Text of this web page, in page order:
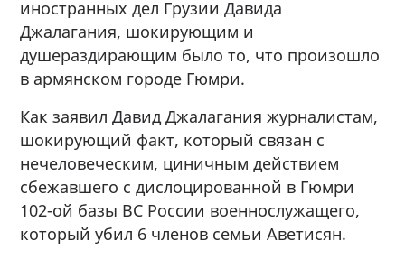
иностранных дел Грузии Давида
Джалагания, шокирующим и
душераздирающим было то, что произошло
в армянском городе Гюмри.
Как заявил Давид Джалагания журналистам,
шокирующий факт, который связан с
нечеловеческим, циничным действием
сбежавшего с дислоцированной в Гюмри
102-ой базы ВС России военнослужащего,
который убил 6 членов семьи Аветисян.